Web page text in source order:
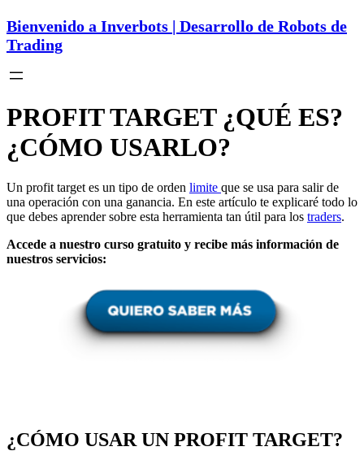
Bienvenido a Inverbots | Desarrollo de Robots de
Trading
PROFIT TARGET ¿QUÉ ES?
¿CÓMO USARLO?
Un profit target es un tipo de orden limite que se usa para salir de
una operación con una ganancia. En este artículo te explicaré todo lo
que debes aprender sobre esta herramienta tan útil para los traders.
Accede a nuestro curso gratuito y recibe más información de
nuestros servicios:
¿CÓMO USAR UN PROFIT TARGET?